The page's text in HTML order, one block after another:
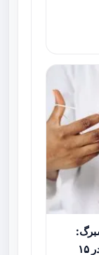
هشدار CDC درباره موارد گزارش‌شده در ۱۵